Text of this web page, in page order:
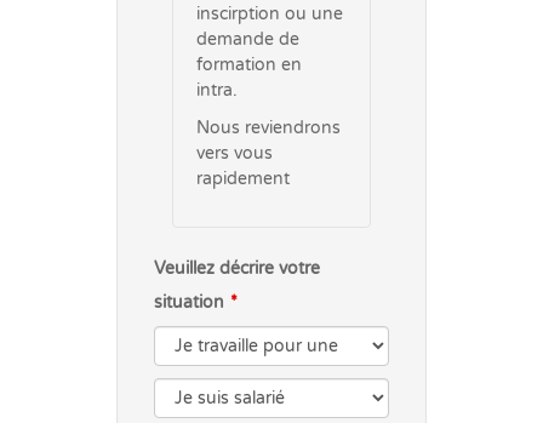
inscirption ou une
demande de
formation en
intra.
Nous reviendrons
vers vous
rapidement
Veuillez décrire votre
situation